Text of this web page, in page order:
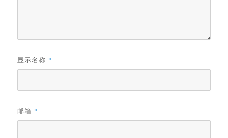
显示名称 *
邮箱 *